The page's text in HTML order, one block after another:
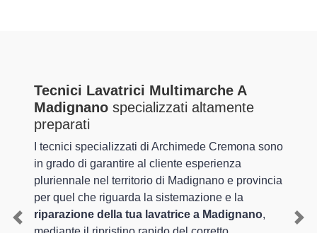
Tecnici Lavatrici Multimarche A
Madignano specializzati altamente
preparati
I tecnici specializzati di Archimede Cremona sono
in grado di garantire al cliente esperienza
pluriennale nel territorio di Madignano e provincia
per quel che riguarda la sistemazione e la
riparazione della tua lavatrice a Madignano,
Previous